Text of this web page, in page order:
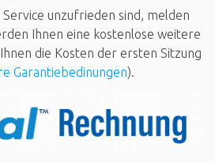
unzufrieden sind, melden
Ihnen eine kostenlose weitere
die Kosten der ersten Sitzung
Garantiebedinungen).